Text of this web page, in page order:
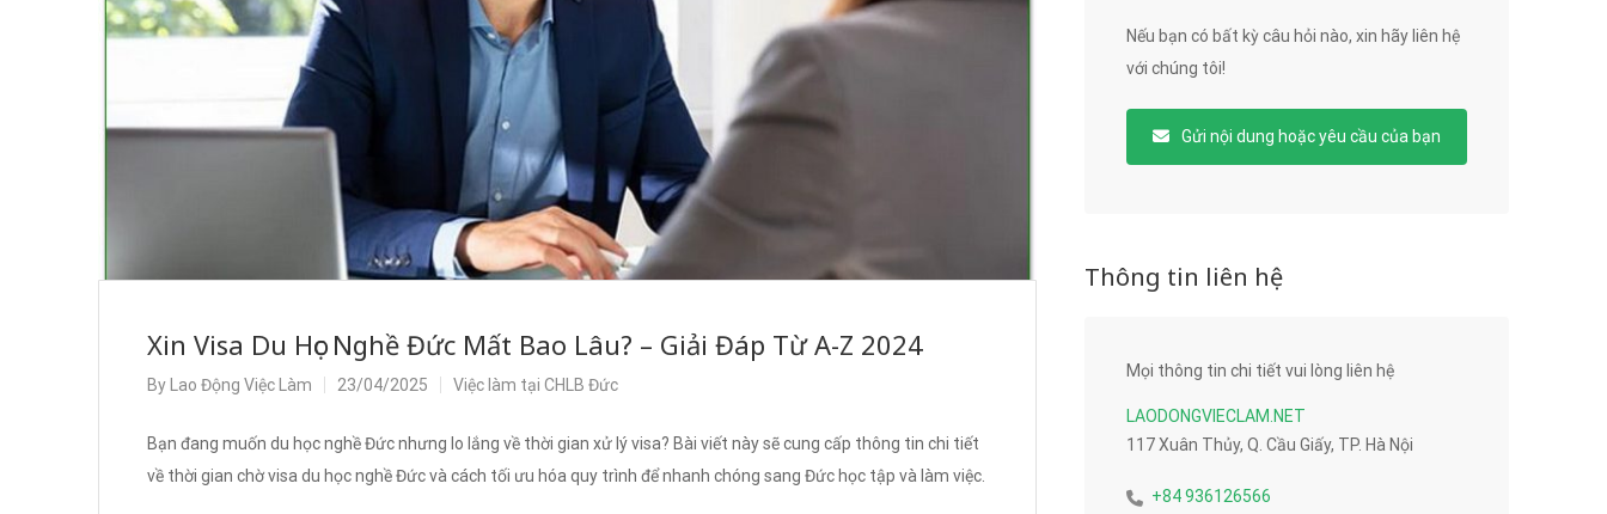
Xin Visa Du Học Nghề Đức Mất Bao Lâu? – Giải Đáp Từ A-Z 2024
By Lao Động Việc Làm 23/04/2025 Việc làm tại CHLB Đức
Bạn đang muốn du học nghề Đức nhưng lo lắng về thời gian xử lý visa? Bài viết này sẽ cung cấp thông tin chi tiết
về thời gian chờ visa du học nghề Đức và cách tối ưu hóa quy trình để nhanh chóng sang Đức học tập và làm việc.
Nếu bạn có bất kỳ câu hỏi nào, xin hãy liên hệ
với chúng tôi!
Gửi nội dung hoặc yêu cầu của bạn
Thông tin liên hệ
Mọi thông tin chi tiết vui lòng liên hệ
LAODONGVIECLAM.NET
117 Xuân Thủy, Q. Cầu Giấy, TP. Hà Nội
+84 936126566